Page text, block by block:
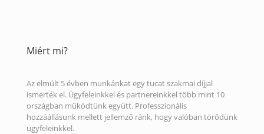
Miért mi?
Az elmúlt 5 évben munkánkat egy tucat szakmai díjjal
ismerték el. Ügyfeleinkkel és partnereinkkel több mint 10
országban működtünk együtt. Professzionális
hozzáállásunk mellett jellemző ránk, hogy valóban törődünk
ügyfeleinkkel.